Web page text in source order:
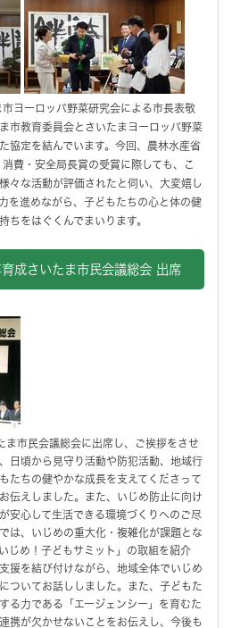
ヨーロッパ野菜研究会による市長表敬
市教育委員会とさいたまヨーロッパ野菜
協定を結んでいます。今回、農林水産省
費・安全局長賞の受賞に際しても、こ
々な活動が評価されたと伺い、大変嬉し
を進めながら、子どもたちの心と体の健
ちをはぐくんでまいります。
成さいたま市民会議総会 出席
市民会議総会に出席し、ご挨拶をさせ
日頃から見守り活動や防犯活動、地域行
たちの健やかな成長を支えてくださって
伝えしました。また、いじめ防止に向け
安心して生活できる環境づくりへのご尽
は、いじめの重大化・複雑化が課題とな
じめ！子どもサミット」の取組を紹介
援を結び付けながら、地域全体でいじめ
ついてお話ししました。また、子どもた
る力である「エージェンシー」を育むた
携が欠かせないことをお伝えし、今後も